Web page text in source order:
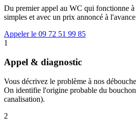
Du premier appel au WC qui fonctionne à
simples et avec un prix annoncé à
Appeler le 09 72 51 99 85
1
Appel & diagnostic
Vous décrivez le problème à nos
On identifie l'origine probable du
canalisation).
2